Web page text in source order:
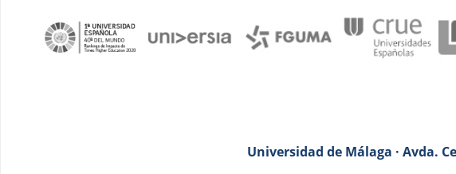
Universidad de Málaga · Avda.